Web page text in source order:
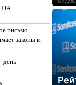
НА
письмо
законы и
день